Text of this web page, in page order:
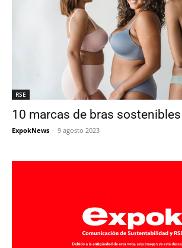
RSE
10 marcas de bras sostenibles
ExpokNews - 9 agosto 2023